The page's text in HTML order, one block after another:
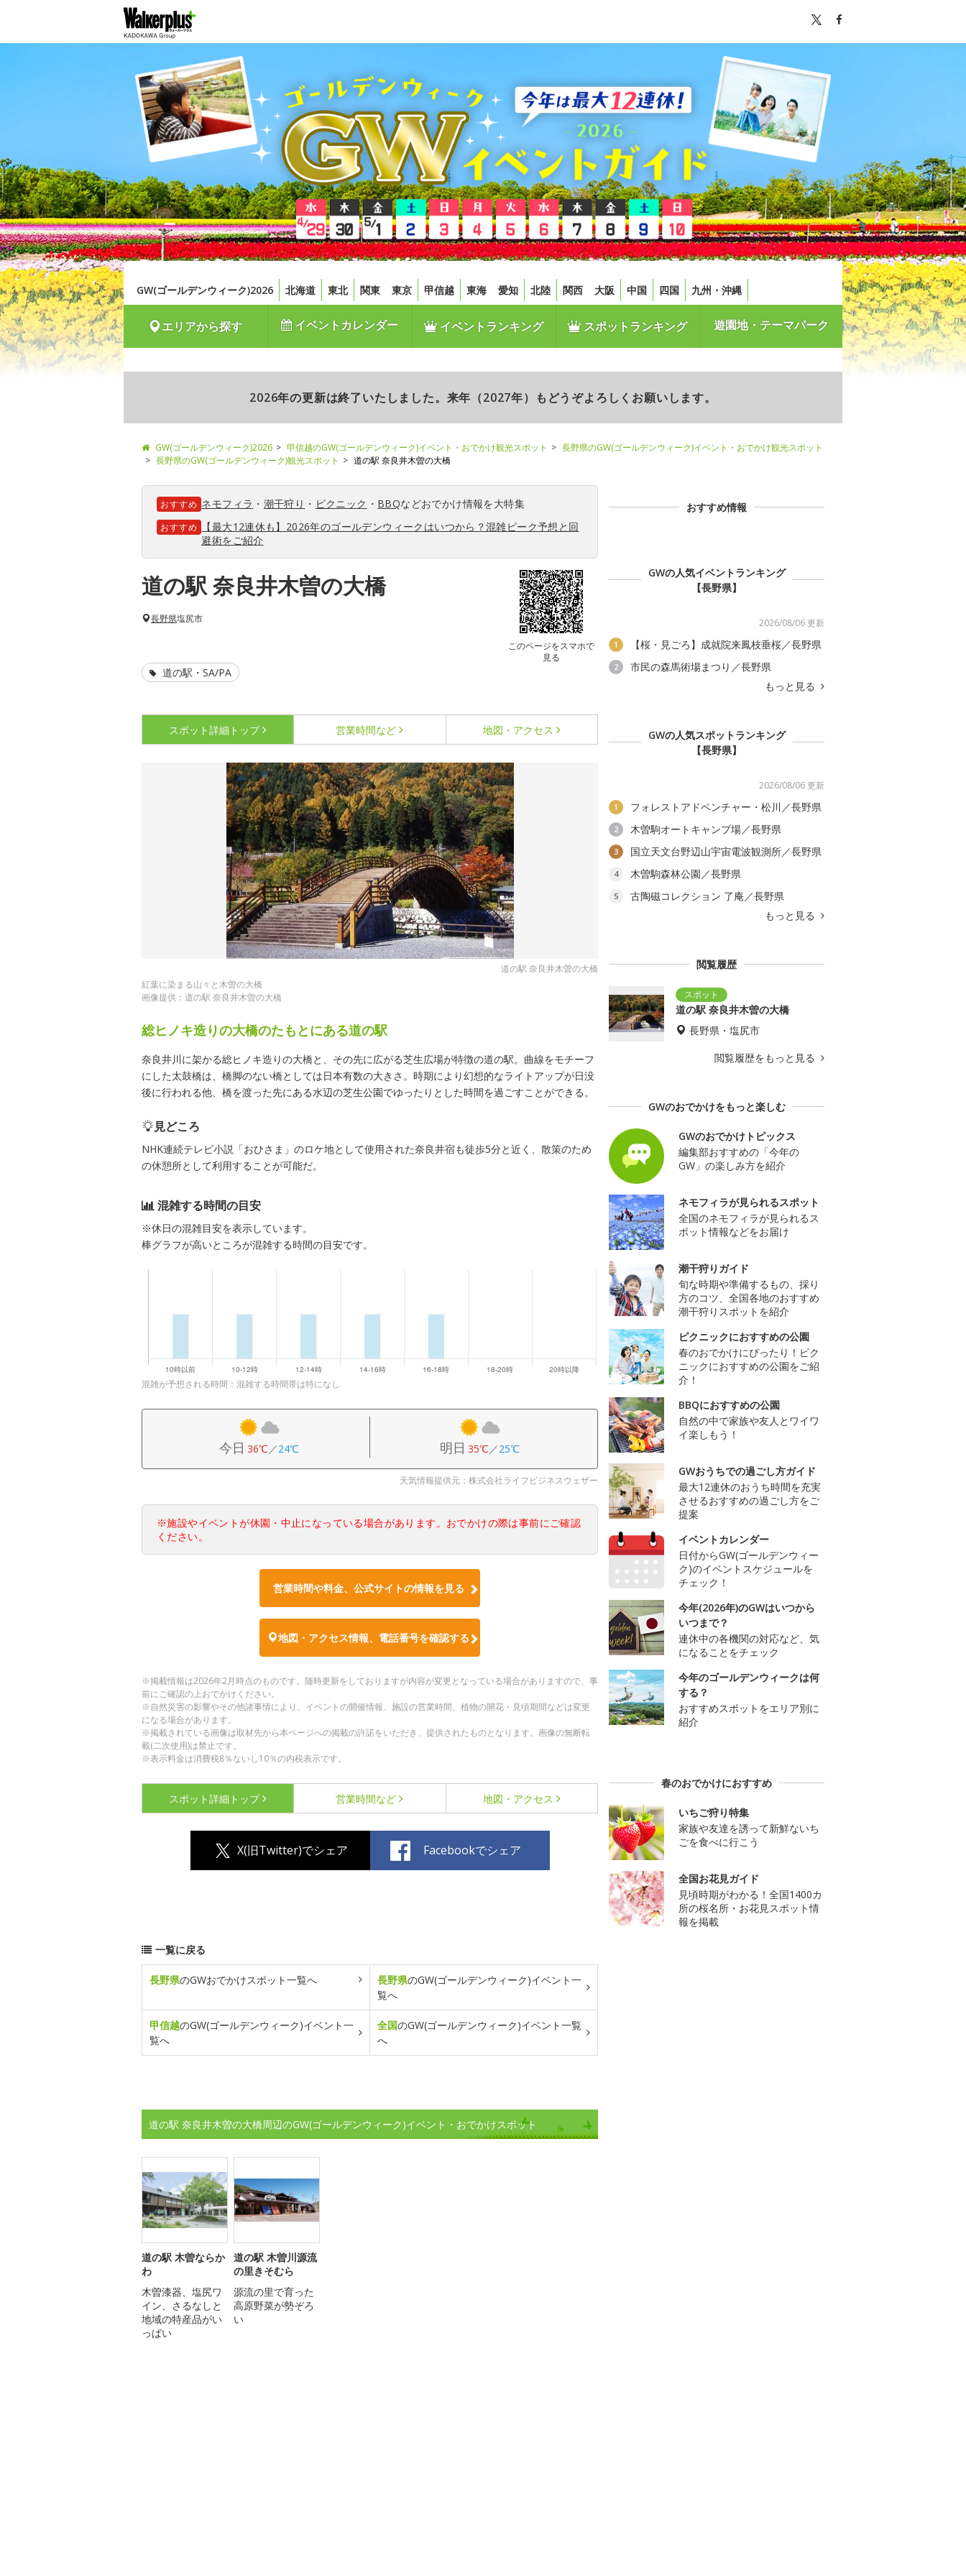
GW(ゴールデンウィーク)2026 北海道 東北 関東 東京 甲信越 東海 愛知 北陸 関西 大阪 中国 四国 九州・沖縄
エリアから探す イベントカレンダー イベントランキング スポットランキング 遊園地・テーマパーク
2026年の更新は終了いたしました。来年（2027年）もどうぞよろしくお願いします。
GW(ゴールデンウィーク)2026 甲信越のGW(ゴールデンウィーク)イベント・おでかけ観光スポット
長野県のGW(ゴールデンウィーク)イベント・おでかけ観光スポット
長野県のGW(ゴールデンウィーク)観光スポット
道の駅 奈良井木曽の大橋
おすすめ ネモフィラ ・ 潮干狩り ・ ピクニック ・ BBQなどおでかけ情報を大特集
おすすめ
【最大12連休も】2026年のゴールデンウィークはいつから？混雑ピーク予想と回
避術をご紹介
道の駅 奈良井木曽の大橋
このページをスマホで
見る
長野県塩尻市
道の駅・SA/PA
スポット詳細 トップ 営業時間など 地図・アクセス
道の駅 奈良井木曽の大橋
紅葉に染まる山々と木曽の大橋
画像提供：道の駅 奈良井木曽の大橋
総ヒノキ造りの大橋のたもとにある道の駅
奈良井川に架かる総ヒノキ造りの大橋と、その先に広がる芝生広場が特徴の道の駅。曲線をモチーフ
にした太鼓橋は、橋脚のない橋としては日本有数の大きさ。時期により幻想的なライトアップが日没
後に行われる他、橋を渡った先にある水辺の芝生公園でゆったりとした時間を過ごすことができる。
見どころ
NHK連続テレビ小説「おひさま」のロケ地として使用された奈良井宿も徒歩5分と近く、散策のため
の休憩所として利用することが可能だ。
混雑する時間の目安
※休日の混雑目安を表示しています。
棒グラフが高いところが混雑する時間の目安です。
混雑が予想される時間：混雑する時間帯は特になし
今日 36℃／24℃ 明日 35℃／25℃
天気情報提供元：株式会社ライフビジネスウェザー
※施設やイベントが休園・中止になっている場合があります。おでかけの際は事前にご確認
ください。
営業時間や料金、公式サイトの情報を見る
地図・アクセス情報、電話番号を確認する
※掲載情報は2026年2月時点のものです。随時更新をしておりますが内容が変更となっている場合がありますので、事
前にご確認の上おでかけください。
※自然災害の影響やその他諸事情により、イベントの開催情報、施設の営業時間、植物の開花・見頃期間などは変更
になる場合があります。
※掲載されている画像は取材先から本ページへの掲載の許諾をいただき、提供されたものとなります。画像の無断転
載(二次使用)は禁止です。
※表示料金は消費税8％ないし10％の内税表示です。
スポット詳細 トップ 営業時間など 地図・アクセス
X(旧Twitter)でシェア Facebookでシェア
一覧に戻る
長野県のGWおでかけスポット一覧へ 長野県のGW(ゴールデンウィーク)イベント一
覧へ
甲信越のGW(ゴールデンウィーク)イベント一
覧へ
全国のGW(ゴールデンウィーク)イベント一覧
へ
道の駅 奈良井木曽の大橋周辺のGW(ゴールデンウィーク)イベント・おでかけスポット
道の駅 木曽ならか
わ
木曽漆器、塩尻ワ
イン、さるなしと
地域の特産品がい
っぱい
道の駅 木曽川源流
の里きそむら
源流の里で育った
高原野菜が勢ぞろ
い
おすすめ情報
GWの人気イベントランキング
【長野県】
2026/08/06 更新
1 【桜・見ごろ】成就院来鳳枝垂桜／長野県
2
市民の森馬術場まつり／長野県
もっと見る
GWの人気スポットランキング
【長野県】
2026/08/06 更新
1 フォレストアドベンチャー・松川／長野県
2 木曽駒オートキャンプ場／長野県
3 国立天文台野辺山宇宙電波観測所／長野県
4 木曽駒森林公園／長野県
5
古陶磁コレクション 了庵／長野県
もっと見る
閲覧履歴
道の駅 奈良井木曽の大橋
長野県・塩尻市
閲覧履歴をもっと見る
GWのおでかけをもっと楽しむ
GWのおでかけトピックス
編集部おすすめの「今年の
GW」の楽しみ方を紹介
ネモフィラが見られるスポット
全国のネモフィラが見られるス
ポット情報などをお届け
潮干狩りガイド
旬な時期や準備するもの、採り
方のコツ、全国各地のおすすめ
潮干狩りスポットを紹介
ピクニックにおすすめの公園
春のおでかけにぴったり！ピク
ニックにおすすめの公園をご紹
介！
BBQにおすすめの公園
自然の中で家族や友人とワイワ
イ楽しもう！
GWおうちでの過ごし方ガイド
最大12連休のおうち時間を充実
させるおすすめの過ごし方をご
提案
イベントカレンダー
日付からGW(ゴールデンウィー
ク)のイベントスケジュールを
チェック！
今年(2026年)のGWはいつから
いつまで？
連休中の各機関の対応など、気
になることをチェック
今年のゴールデンウィークは何
する？
おすすめスポットをエリア別に
紹介
春のおでかけにおすすめ
いちご狩り特集
家族や友達を誘って新鮮ないち
ごを食べに行こう
全国お花見ガイド
見頃時期がわかる！全国1400カ
所の桜名所・お花見スポット情
報を掲載